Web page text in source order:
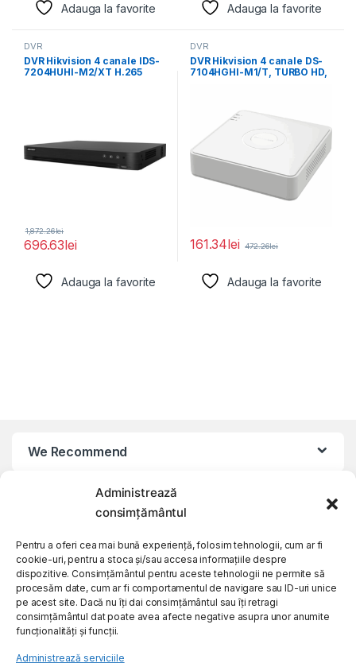
Administrează
consimțământul
Pentru a oferi cea mai bună experiență, folosim tehnologii, cum ar fi
cookie-uri, pentru a stoca și/sau accesa informațiile despre
dispozitive. Consimțământul pentru aceste tehnologii ne permite să
procesăm date, cum ar fi comportamentul de navigare sau ID-uri unice
pe acest site. Dacă nu îți dai consimțământul sau îți retragi
consimțământul dat poate avea afecte negative asupra unor anumite
funcționalități și funcții.
Administrează serviciile
Adauga la favorite Adauga la favorite
DVR
DVR Hikvision 4 canale IDS-
7204HUHI-M2/XT H.265
696.63lei
1,872.26lei
Adauga la favorite
DVR
DVR Hikvision 4 canale DS-
7104HGHI-M1/T, TURBO HD,
161.34lei 472.26lei
Adauga la favorite
We Recommend
My Account
Customer Care
About Us